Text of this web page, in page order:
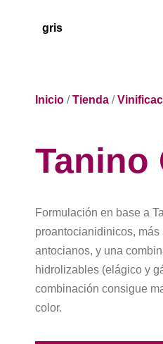
Inicio /Tienda /
Tanino
Formulación en base a
proantocianidinicos, más
antocianos, y una
hidrolizables (elágico y
combinación consigue
color.